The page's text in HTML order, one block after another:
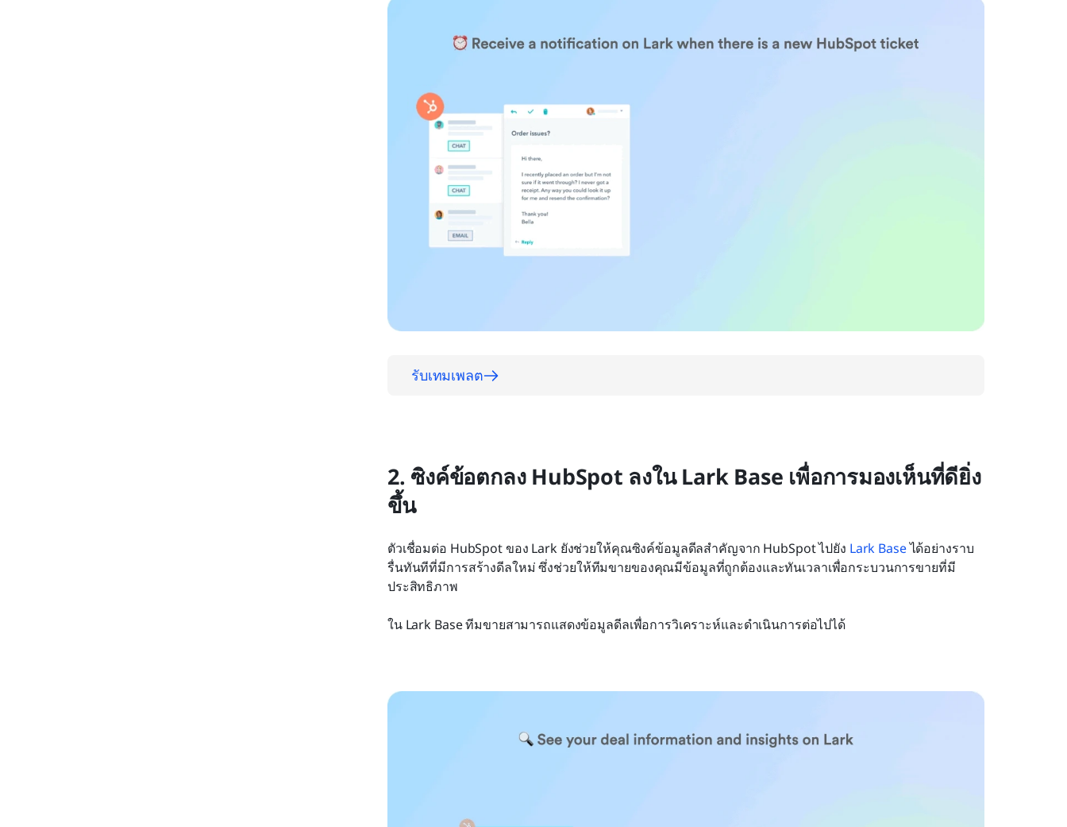
รับเทมเพลต
2. ซิงค์ข้อตกลง HubSpot ลงใน Lark Base เพื่อการมองเห็นที่ดียิ่ง
ขึ้น
ตัวเชื่อมต่อ HubSpot ของ Lark ยังช่วยให้คุณซิงค์ข้อมูลดีลสำคัญจาก HubSpot ไปยัง Lark Base ได้อย่างราบ
รื่นทันทีที่มีการสร้างดีลใหม่ ซึ่งช่วยให้ทีมขายของคุณมีข้อมูลที่ถูกต้องและทันเวลาเพื่อกระบวนการขายที่มี
ประสิทธิภาพ
ใน Lark Base ทีมขายสามารถแสดงข้อมูลดีลเพื่อการวิเคราะห์และดำเนินการต่อไปได้